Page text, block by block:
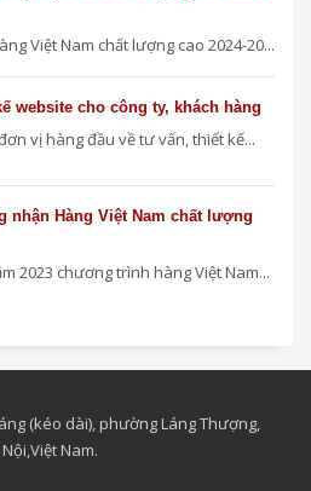
Việt Nam chất lượng cao 2024-20...
website cho công ty, khách hàng
vị hàng đầu về tư vấn, thiết kế...
nhận Hàng Việt Nam chất lượng
2023 chương trình hàng Việt Nam...
(kéo dài), phường Láng Thượng,
Nam.